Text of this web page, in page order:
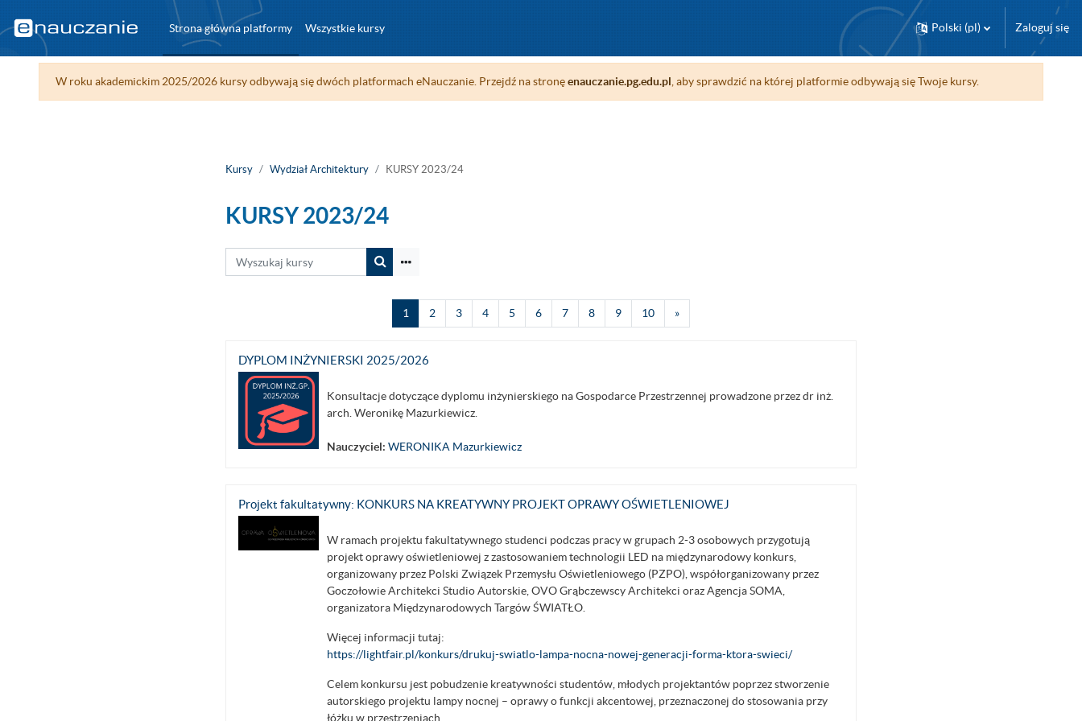
Strona główna platformy
Wszystkie kursy Polski ‎(pl)‎ Zaloguj się
W roku akademickim 2025/2026 kursy odbywają się dwóch platformach eNauczanie. Przejdź na stronęenauczanie.pg.edu.pl , aby sprawdzić na której platformie odbywają się Twoje kursy.
Kursy Wydział Architektury KURSY 2023/24
KURSY 2023/24
Wyszukaj kursy
Wyszukaj kursy
1 Strona 1
2Strona 2
3Strona 3
4Strona 4
5 Strona 5
6Strona 6
7Strona 7
8Strona 8
9Strona 9
10Strona 10
»Następna strona
DYPLOM INŻYNIERSKI 2025/2026
Konsultacje dotyczące dyplomu inżynierskiego na Gospodarce Przestrzennej prowadzone przez dr inż.
arch. Weronikę Mazurkiewicz.
Nauczyciel: WERONIKA Mazurkiewicz
Projekt fakultatywny: KONKURS NA KREATYWNY PROJEKT OPRAWY OŚWIETLENIOWEJ
W ramach projektu fakultatywnego studenci podczas pracy w grupach 2-3 osobowych przygotują
projekt oprawy oświetleniowej z zastosowaniem technologii LED na międzynarodowy konkurs,
organizowany przez Polski Związek Przemysłu Oświetleniowego (PZPO), współorganizowany przez
Goczołowie Architekci Studio Autorskie, OVO Grąbczewscy Architekci oraz Agencja SOMA,
organizatora Międzynarodowych Targów ŚWIATŁO.
Więcej informacji tutaj:
https://lightfair.pl/konkurs/drukuj-swiatlo-lampa-nocna-nowej-generacji-forma-ktora-swieci/
Celem konkursu jest pobudzenie kreatywności studentów, młodych projektantów poprzez stworzenie
autorskiego projektu lampy nocnej – oprawy o funkcji akcentowej, przeznaczonej do stosowania przy
łóżku w przestrzeniach